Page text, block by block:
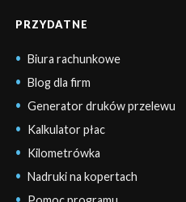
PRZYDATNE
Biura rachunkowe
Blog dla firm
Generator druków przelewu
Kalkulator płac
Kilometrówka
Nadruki na kopertach